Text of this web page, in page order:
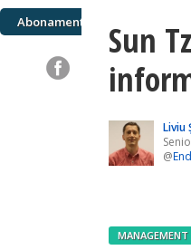
Abonamente
Sun
Liviu
@
MANAGEMENT